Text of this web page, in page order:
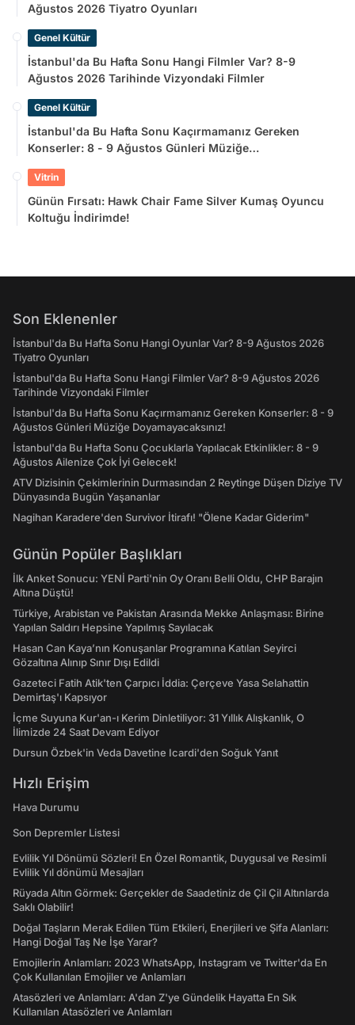
Ağustos 2026 Tiyatro Oyunları
Genel Kültür
İstanbul'da Bu Hafta Sonu Hangi Filmler Var? 8-9
Ağustos 2026 Tarihinde Vizyondaki Filmler
Genel Kültür
İstanbul'da Bu Hafta Sonu Kaçırmamanız Gereken
Konserler: 8 - 9 Ağustos Günleri Müziğe
Vitrin
Günün Fırsatı: Hawk Chair Fame Silver Kumaş Oyuncu
Koltuğu İndirimde!
Son Eklenenler
İstanbul'da Bu Hafta Sonu Hangi Oyunlar Var? 8-9 Ağustos 2026
Tiyatro Oyunları
İstanbul'da Bu Hafta Sonu Hangi Filmler Var? 8-9 Ağustos 2026
Tarihinde Vizyondaki Filmler
İstanbul'da Bu Hafta Sonu Kaçırmamanız Gereken Konserler: 8 - 9
Ağustos Günleri Müziğe Doyamayacaksınız!
İstanbul'da Bu Hafta Sonu Çocuklarla Yapılacak Etkinlikler: 8 - 9
Ağustos Ailenize Çok İyi Gelecek!
ATV Dizisinin Çekimlerinin Durmasından 2 Reytinge Düşen Diziye TV
Dünyasında Bugün Yaşananlar
Nagihan Karadere'den Survivor İtirafı! "Ölene Kadar Giderim"
Günün Popüler Başlıkları
İlk Anket Sonucu: YENİ Parti'nin Oy Oranı Belli Oldu, CHP Barajın
Altına Düştü!
Türkiye, Arabistan ve Pakistan Arasında Mekke Anlaşması: Birine
Yapılan Saldırı Hepsine Yapılmış Sayılacak
Hasan Can Kaya’nın Konuşanlar Programına Katılan Seyirci
Gözaltına Alınıp Sınır Dışı Edildi
Gazeteci Fatih Atik'ten Çarpıcı İddia: Çerçeve Yasa Selahattin
Demirtaş'ı Kapsıyor
İçme Suyuna Kur'an-ı Kerim Dinletiliyor: 31 Yıllık Alışkanlık, O
İlimizde 24 Saat Devam Ediyor
Dursun Özbek'in Veda Davetine Icardi'den Soğuk Yanıt
Hızlı Erişim
Hava Durumu
Son Depremler Listesi
Evlilik Yıl Dönümü Sözleri! En Özel Romantik, Duygusal ve Resimli
Evlilik Yıl dönümü Mesajları
Rüyada Altın Görmek: Gerçekler de Saadetiniz de Çil Çil Altınlarda
Saklı Olabilir!
Doğal Taşların Merak Edilen Tüm Etkileri, Enerjileri ve Şifa Alanları:
Hangi Doğal Taş Ne İşe Yarar?
Emojilerin Anlamları: 2023 WhatsApp, Instagram ve Twitter'da En
Çok Kullanılan Emojiler ve Anlamları
Atasözleri ve Anlamları: A'dan Z'ye Gündelik Hayatta En Sık
Kullanılan Atasözleri ve Anlamları